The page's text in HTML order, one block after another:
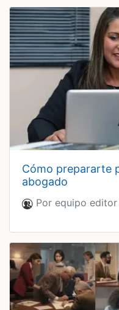
cómo prepararte para tu cita con un
abogado
Por equipo